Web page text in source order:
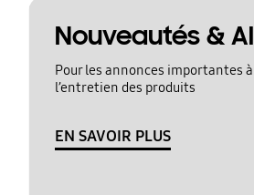
Nouveautés &
Pour les annonces importantes
l’entretien des produits
EN SAVOIR PLUS